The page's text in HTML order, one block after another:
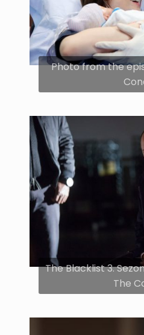
Photo from the
The Blacklist 3.
The